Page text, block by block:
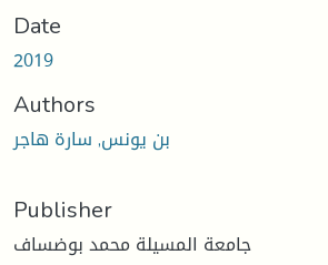
Date
2019
Authors
بن يونس, سارة هاجر
Publisher
جامعة المسيلة محمد بوضساف